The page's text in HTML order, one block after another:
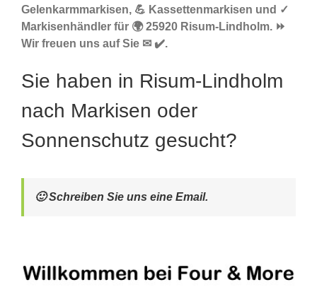
Gelenkarmmarkisen, 💪 Kassettenmarkisen und ✓
Markisenhändler für 🌍 25920 Risum-Lindholm. ⏩
Wir freuen uns auf Sie ✉ ✔️.
Sie haben in Risum-Lindholm
nach Markisen oder
Sonnenschutz gesucht?
🙂 Schreiben Sie uns eine Email.